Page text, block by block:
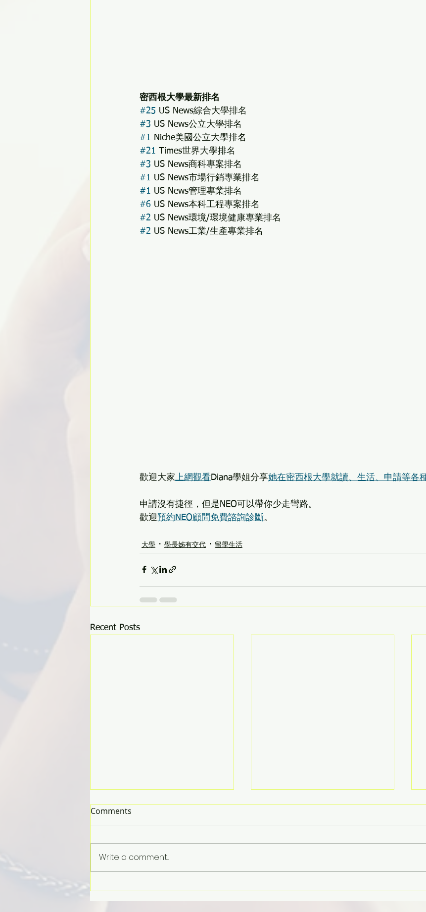
密西根大學最新排名
#25 US News綜合大學排名
#3 US News公立大學排名
#1
Niche美國公立大學排名
#21
Times世界大學排名
#3 US News商科專案排名
#1
US News市場行銷專業排名
#1
US News管理專業排名
#6 US News本科工程專案排名
#2 US News環境/環境健康專業排名
#2 US News工業/生產專業排名
歡迎大家上網觀看Diana學姐分享她在密西根大學就讀、生活、申請等各
申請沒有捷徑，但是NEO可以帶你少走彎路。
歡迎預約NEO顧問免費諮詢診斷。
大學 學長姊有交代 留學生活
Recent Posts
好Why School 文書
Application 表格填寫全攻略
Comments
Write a comment...